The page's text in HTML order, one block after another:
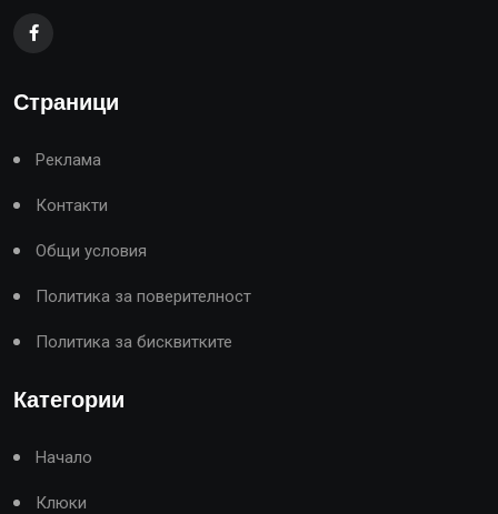
Страници
Реклама
Контакти
Общи условия
Политика за поверителност
Политика за бисквитките
Категории
Начало
Клюки